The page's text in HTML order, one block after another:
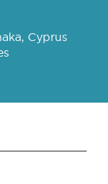
Cyprus